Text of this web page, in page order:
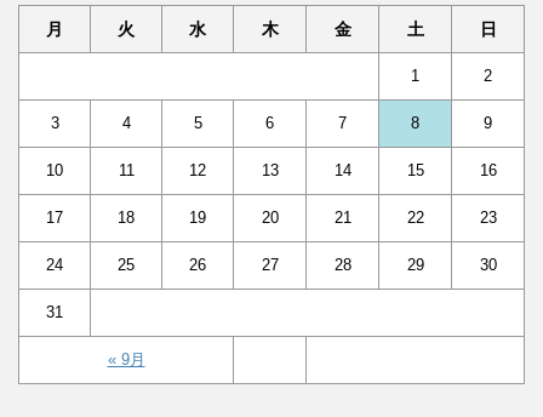
月 火 水 木 金 土 日
« 9月
1 2
3 4 5 6 7 8 9
10 11 12 13 14 15 16
17 18 19 20 21 22 23
24 25 26 27 28 29 30
31